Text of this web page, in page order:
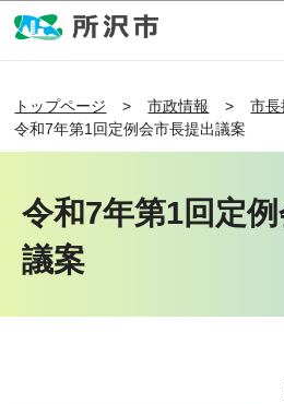
トップページ 市政情報
市長
令和7年第1回定例会市長提出議案
令和7年第1回定
議案